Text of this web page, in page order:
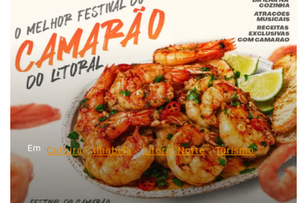
ç
ã
d
e
p
o
Em Cultura Ilhabela Litoral Norte Turismo